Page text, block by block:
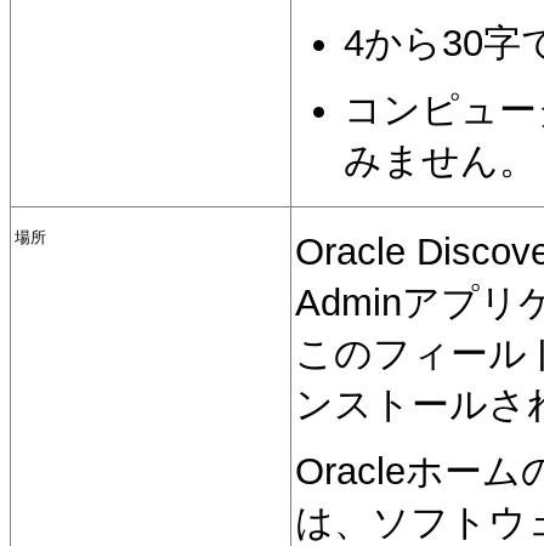
4から30字
コンピュ
みません。
場所
Oracle
Adminアプリ
このフィール
ンストールさ
Oracleホーム
は、ソフトウ